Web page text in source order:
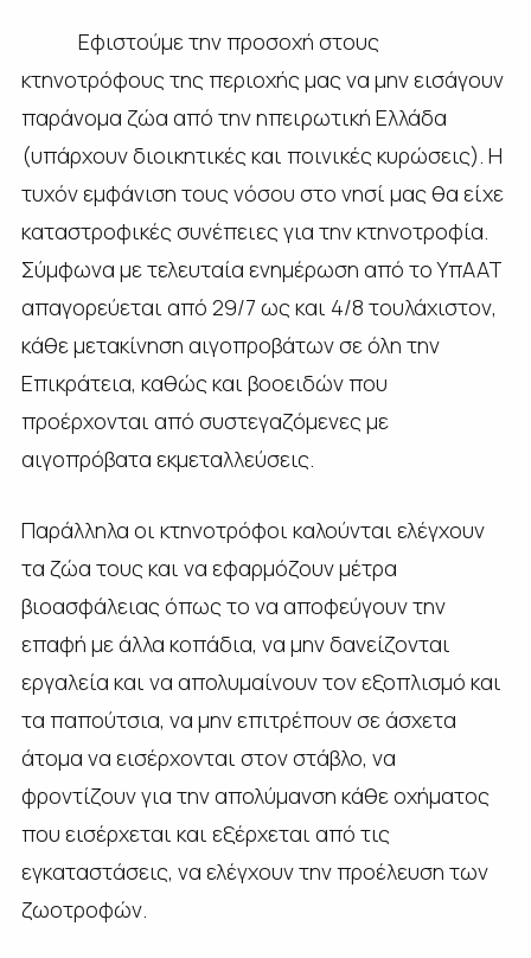
Εφιστούμε την προσοχή στους
κτηνοτρόφους της περιοχής μας να μην εισάγουν
παράνομα ζώα από την ηπειρωτική Ελλάδα
(υπάρχουν διοικητικές και ποινικές κυρώσεις). Η
τυχόν εμφάνιση τους νόσου στο νησί μας θα είχε
καταστροφικές συνέπειες για την κτηνοτροφία.
Σύμφωνα με τελευταία ενημέρωση από το ΥπΑΑΤ
απαγορεύεται από 29/7 ως και 4/8 τουλάχιστον,
κάθε μετακίνηση αιγοπροβάτων σε όλη την
Επικράτεια, καθώς και βοοειδών που
προέρχονται από συστεγαζόμενες με
αιγοπρόβατα εκμεταλλεύσεις.
Παράλληλα οι κτηνοτρόφοι καλούνται ελέγχουν
τα ζώα τους και να εφαρμόζουν μέτρα
βιοασφάλειας όπως το να αποφεύγουν την
επαφή με άλλα κοπάδια, να μην δανείζονται
εργαλεία και να απολυμαίνουν τον εξοπλισμό και
τα παπούτσια, να μην επιτρέπουν σε άσχετα
άτομα να εισέρχονται στον στάβλο, να
φροντίζουν για την απολύμανση κάθε οχήματος
που εισέρχεται και εξέρχεται από τις
εγκαταστάσεις, να ελέγχουν την προέλευση των
ζωοτροφών.